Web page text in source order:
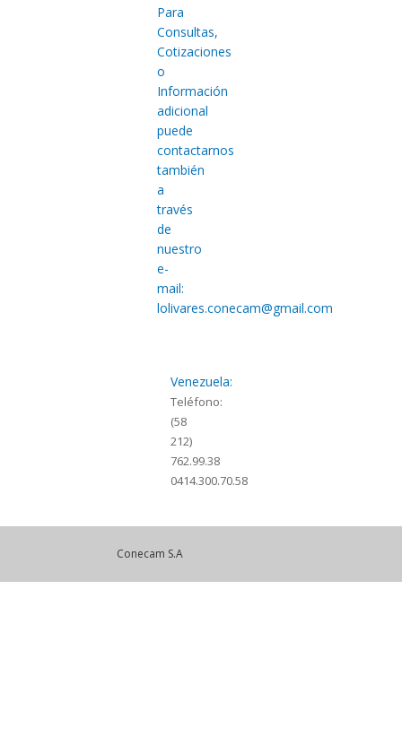
Para
Consultas,
Cotizaciones
o
Información
adicional
puede
contactarnos
también
a
través
de
nuestro
e-
mail:
lolivares.conecam@gmail.com
Venezuela:
Teléfono:
(58
212)
762.99.38
0414.300.70.58
Conecam S.A